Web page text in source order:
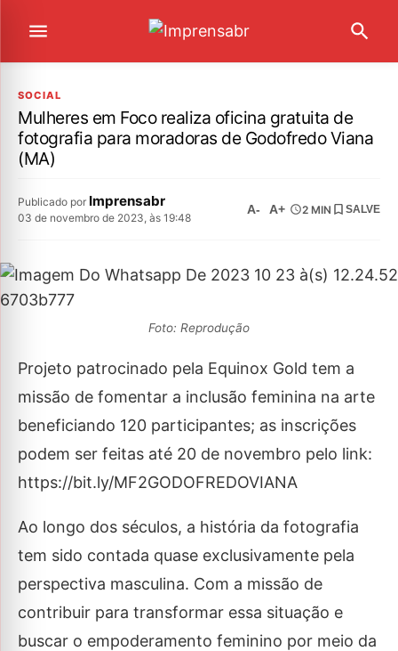
SOCIAL
Mulheres em Foco realiza oficina gratuita de
fotografia para moradoras de Godofredo Viana
(MA)
Publicado por Imprensabr
03 de novembro de 2023, às 19:48
A- A+ 2 MIN SALVE
Foto: Reprodução
Projeto patrocinado pela Equinox Gold tem a
missão de fomentar a inclusão feminina na arte
beneficiando 120 participantes; as inscrições
podem ser feitas até 20 de novembro pelo link:
https://bit.ly/MF2GODOFREDOVIANA
Ao longo dos séculos, a história da fotografia
tem sido contada quase exclusivamente pela
perspectiva masculina. Com a missão de
contribuir para transformar essa situação e
buscar o empoderamento feminino por meio da